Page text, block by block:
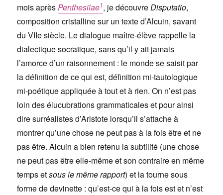
mois aprèsPenthesilae1, je découvreDisputatio,
composition cristalline sur un texte d’Alcuin, savant
du VIIe siècle. Le dialogue maître-élève rappelle la
dialectique socratique, sans qu’il y ait jamais
l’amorce d’un raisonnement : le monde se saisit par
la définition de ce qui est, définition mi-tautologique
mi-poétique appliquée à tout et à rien. On n’est pas
loin des élucubrations grammaticales et pour ainsi
dire surréalistes d’Aristote lorsqu’il s’attache à
montrer qu’une chose ne peut pas à la fois être et ne
pas être. Alcuin a bien retenu la subtilité (une chose
ne peut pas être elle-même et son contraire en même
temps etsous le même rapport) et la tourne sous
forme de devinette : qu’est-ce qui à la fois est et n’est